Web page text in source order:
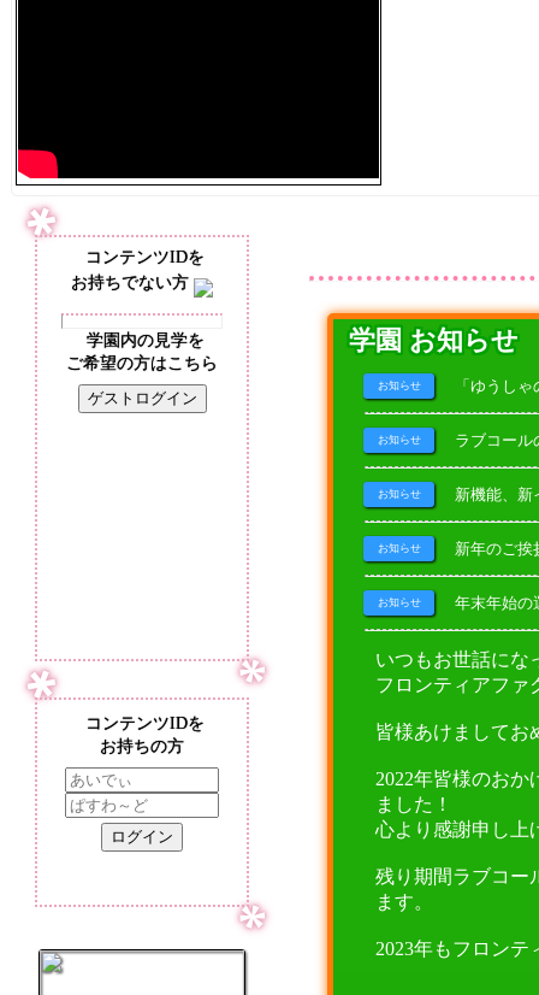
コンテンツIDを
お持ちでない方
学園内の見学を
ご希望の方はこちら
ゲストログイン
コンテンツIDを
お持ちの方
ログイン
学園 お知らせ
お知らせ 「ゆうし
お知らせ ラブコール
お知らせ 新機能、新
お知らせ 新年のご挨
お知らせ 年末年始の
いつもお世話にな
フロンティアファ
皆様あけましてお
2022年皆様のお
ました！
心より感謝申し上
残り期間ラブコー
ます。
2023年もフロン